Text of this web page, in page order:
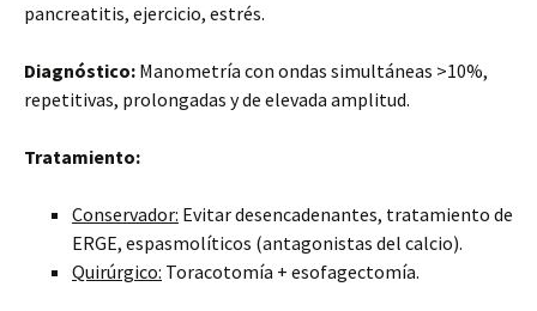
pancreatitis, ejercicio, estrés.
Diagnóstico: Manometría con ondas simultáneas >10%,
repetitivas, prolongadas y de elevada amplitud.
Tratamiento:
Conservador: Evitar desencadenantes, tratamiento de
ERGE, espasmolíticos (antagonistas del calcio).
Quirúrgico: Toracotomía + esofagectomía.